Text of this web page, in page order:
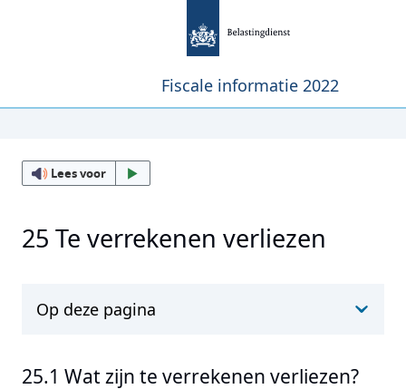
Fiscale informatie 2022
Lees voor
25 Te verrekenen verliezen
Op deze pagina
25.1 Wat zijn te verrekenen verliezen?